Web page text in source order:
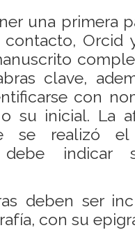
una primera
contacto,
clave,
con
su inicial. La
realizó el
debe
deben ser
con su